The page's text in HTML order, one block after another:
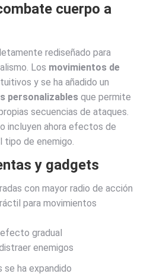
cuerpo a
rediseñado para
Los movimientos de
y se ha añadido un
personalizables que permite
secuencias de ataques.
incluyen ahora efectos de
tipo de enemigo.
y gadgets
con mayor radio de acción
para movimientos
gradual
enemigos
se ha expandido